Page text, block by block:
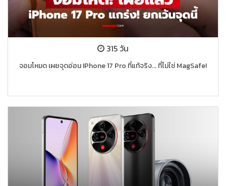
315 วัน
จอมโหมด เผยจุดอ่อน IPhone 17 Pro ที่แท้จริง... ที่ไม่ใช่ MagSafe!